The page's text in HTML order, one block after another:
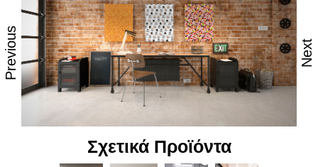
Ιδιότητες:
– Υψηλή αισθητική, υφή και αφή
– Ισχυρές αντοχές στη καθημερινή φθορά από τριβή,
κρούση & χάραξη
όλες τις οικιακές χημικές ουσίες
– Επιφάνεια απόλυτα υγιεινή
Previous Next
Σχετικά Προϊόντα